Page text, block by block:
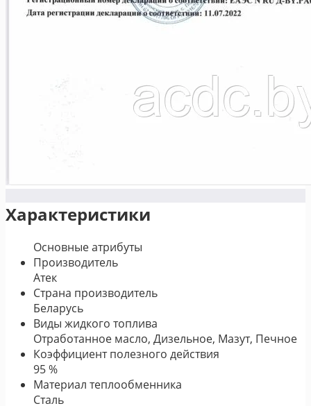
Характеристики
Основные атрибуты
Производитель
Атек
Страна производитель
Беларусь
Виды жидкого топлива
Отработанное масло, Дизельное, Мазут, Печное
Коэффициент полезного действия
95 %
Материал теплообменника
Сталь